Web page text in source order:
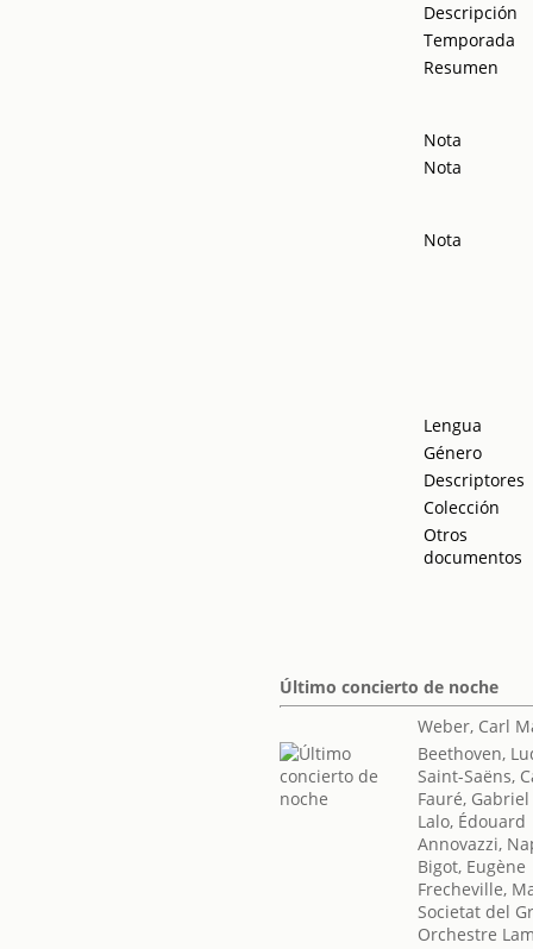
Descripción
Temporada
Resumen
Nota
Nota
Nota
Lengua
Género
Descriptores
Colección
Otros
documentos
Último concierto de noche
Weber, Carl
Beethoven,
Saint-Saëns,
Fauré, Gabriel
Lalo, Édouard
Annovazzi,
Bigot, Eugène
Frecheville,
Societat del
Orchestre